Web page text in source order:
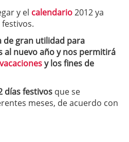
y el calendario2012 ya
de gran utilidad para
al nuevo año y nos permitirá
vacacionesy los fines de
días festivos que se
meses, de acuerdo con